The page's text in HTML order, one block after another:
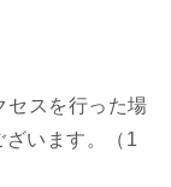
スを行った場
ざいます。（1